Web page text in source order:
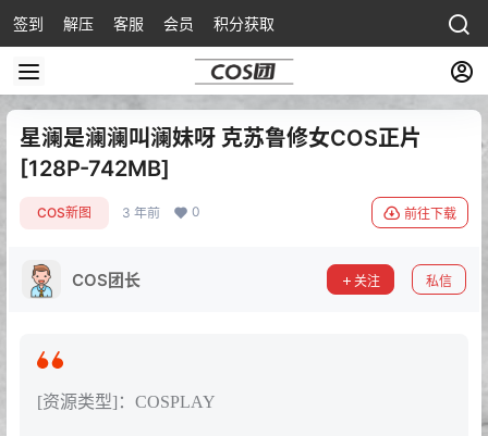
签到 解压 客服 会员 积分获取
星澜是澜澜叫澜妹呀 克苏鲁修女COS正片
[128P-742MB]
COS新图 3 年前 0 前往下载
COS团长 关注 私信
[资源类型]：COSPLAY